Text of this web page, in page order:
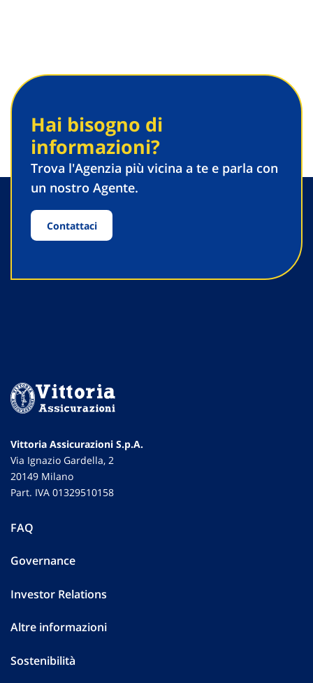
Hai bisogno di
informazioni?
Trova l'Agenzia più vicina a te e parla con
un nostro Agente.
Contattaci
Vittoria Assicurazioni S.p.A.
Via Ignazio Gardella, 2
20149 Milano
Part. IVA 01329510158
FAQ
Governance
Investor Relations
Altre informazioni
Sostenibilità